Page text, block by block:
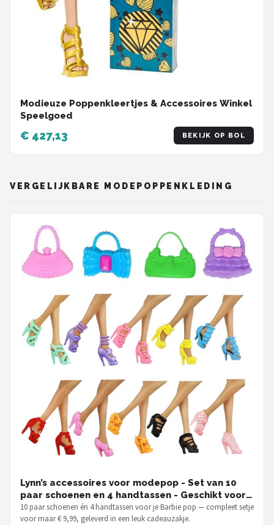
Modieuze Poppenkleertjes & Accessoires Winkel
Speelgoed
€ 427,13 BEKIJK OP BOL
VERGELIJKBARE MODEPOPPENKLEDING
Lynn’s accessoires voor modepop - Set van 10
paar schoenen en 4 handtassen - Geschikt voor
Barbie pop - In Cadeauzakje
10 paar schoenen én 4 handtassen voor je Barbie pop — compleet setje
voor maar € 9,99, geleverd in een leuk cadeauzakje.